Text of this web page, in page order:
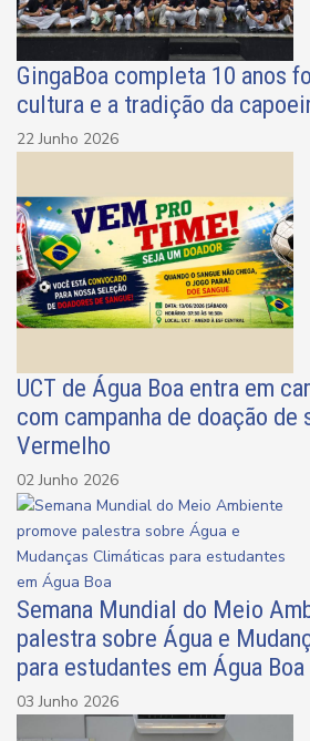
GingaBoa completa 10 anos
cultura e a tradição da
22 Junho 2026
UCT de Água Boa entra em
com campanha de doação de
Vermelho
02 Junho 2026
Semana Mundial do Meio
palestra sobre Água e
para estudantes em Água Boa
03 Junho 2026